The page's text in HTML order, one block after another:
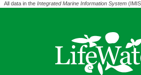
All data in the Integrated Marine Information System